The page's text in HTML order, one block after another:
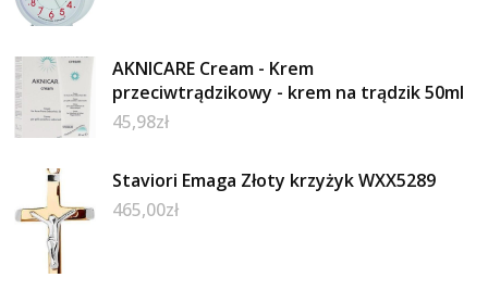
AKNICARE Cream - Krem
przeciwtrądzikowy - krem na trądzik 50ml
45,98zł
Staviori Emaga Złoty krzyżyk WXX5289
465,00zł